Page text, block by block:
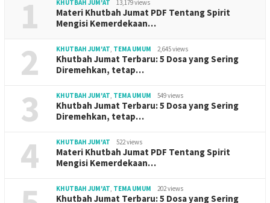
1 KHUTBAH JUM'AT 13,179 views
Materi Khutbah Jumat PDF Tentang Spirit
Mengisi Kemerdekaan…
2 KHUTBAH JUM'AT, TEMA UMUM 2,645 views
Khutbah Jumat Terbaru: 5 Dosa yang Sering
Diremehkan, tetap…
3 KHUTBAH JUM'AT, TEMA UMUM 549 views
Khutbah Jumat Terbaru: 5 Dosa yang Sering
Diremehkan, tetap…
4 KHUTBAH JUM'AT 522 views
Materi Khutbah Jumat PDF Tentang Spirit
Mengisi Kemerdekaan…
KHUTBAH JUM'AT, TEMA UMUM 202 views
Khutbah Jumat Terbaru: 5 Dosa yang Sering